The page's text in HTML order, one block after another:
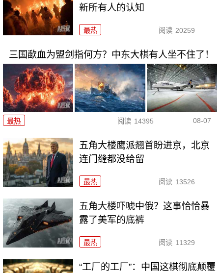
新所有人的认知
最热 阅读 20259
三国歃血为盟剑指何方？中东大棋有人坐不住了！
最热 阅读 14395 08-07
五角大楼鹰派翘首盼进京，北京
连门缝都没给留
最热 阅读 13526
五角大楼吓唬中俄？这事恰恰暴
露了美军的底裤
最热 阅读 11329
“工厂的工厂”：中国这棋彻底颠覆